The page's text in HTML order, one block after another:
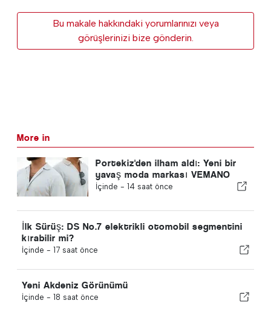
Bu makale hakkındaki yorumlarınızı veya
görüşlerinizi bize gönderin.
More in
Portekiz'den ilham aldı: Yeni bir
yavaş moda markası VEMANO
İçinde - 14 saat önce
İlk Sürüş: DS No.7 elektrikli otomobil segmentini
kırabilir mi?
İçinde - 17 saat önce
Yeni Akdeniz Görünümü
İçinde - 18 saat önce